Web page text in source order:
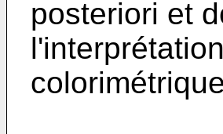
posteriori et